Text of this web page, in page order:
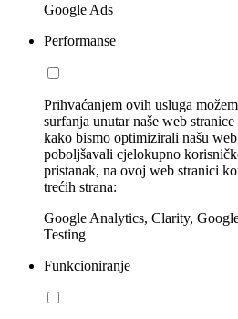
Google Ads
Performanse
Prihvaćanjem ovih usluga
surfanja unutar naše web
kako bismo optimizirali našu
poboljšavali cjelokupno
pristanak, na ovoj web stranici
trećih strana:
Google Analytics, Clarity,
Testing
Funkcioniranje